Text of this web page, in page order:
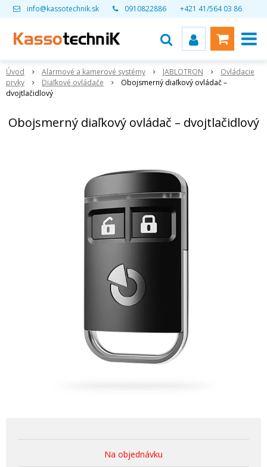
info@kassotechnik.sk 0910822886 +421 41/564 03 86
Úvod Alarmové a kamerové systémy JABLOTRON
Ovládacie
prvky
Diaľkové ovládače
Obojsmerný diaľkový ovládač –
dvojtlačidlový
Obojsmerný diaľkový ovládač – dvojtlačidlový
Na objednávku